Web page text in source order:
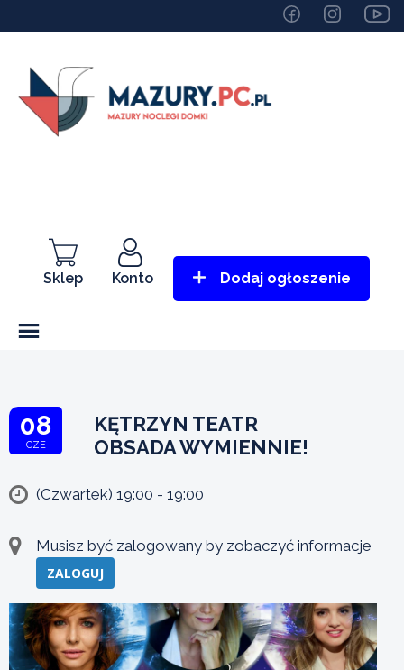
Sklep Konto Dodaj ogłoszenie
08
CZE
KĘTRZYN TEATR
OBSADA WYMIENNIE!
(Czwartek) 19:00 - 19:00
Musisz być zalogowany by zobaczyć informacje
ZALOGUJ